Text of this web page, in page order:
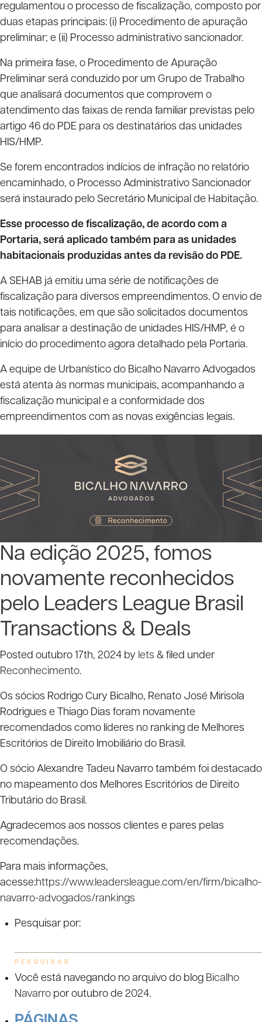
regulamentou o processo de fiscalização, composto por
duas etapas principais: (i) Procedimento de apuração
preliminar; e (ii) Processo administrativo sancionador.
Na primeira fase, o Procedimento de Apuração
Preliminar será conduzido por um Grupo de Trabalho
que analisará documentos que comprovem o
atendimento das faixas de renda familiar previstas pelo
artigo 46 do PDE para os destinatários das unidades
HIS/HMP.
Se forem encontrados indícios de infração no relatório
encaminhado, o Processo Administrativo Sancionador
será instaurado pelo Secretário Municipal de Habitação.
Esse processo de fiscalização, de acordo com a
Portaria, será aplicado também para as unidades
habitacionais produzidas antes da revisão do PDE.
A SEHAB já emitiu uma série de notificações de
fiscalização para diversos empreendimentos. O envio de
tais notificações, em que são solicitados documentos
para analisar a destinação de unidades HIS/HMP, é o
início do procedimento agora detalhado pela Portaria.
A equipe de Urbanístico do Bicalho Navarro Advogados
está atenta às normas municipais, acompanhando a
fiscalização municipal e a conformidade dos
empreendimentos com as novas exigências legais.
Na edição 2025, fomos
novamente reconhecidos
pelo Leaders League Brasil
Transactions & Deals
Posted outubro 17th, 2024 by lets & filed under
Reconhecimento.
Os sócios Rodrigo Cury Bicalho, Renato José Mirisola
Rodrigues e Thiago Dias foram novamente
recomendados como líderes no ranking de Melhores
Escritórios de Direito Imobiliário do Brasil.
O sócio Alexandre Tadeu Navarro também foi destacado
no mapeamento dos Melhores Escritórios de Direito
Tributário do Brasil.
Agradecemos aos nossos clientes e pares pelas
recomendações.
Para mais informações,
acesse:https://www.leadersleague.com/en/firm/bicalho-
navarro-advogados/rankings
Pesquisar por:
Você está navegando no arquivo do blog Bicalho
Navarro por outubro de 2024.